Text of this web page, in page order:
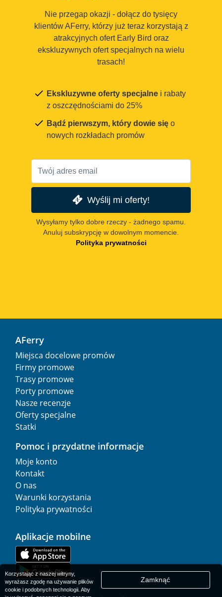
Nie przegap okazji - dołącz do tysięcy
klientów AFerry, którzy już teraz korzystają z
atrakcyjnych ofert Early Bird oraz
ekskluzywnych ofert specjalnych na wielu
trasach!
Ekskluzywne oferty specjalne i rabaty
z oszczędnościami do 25%
Bądź pierwszym, który dowie się o
nowych rozkładach promów
Wyślij mi oferty!
Wysyłamy tylko dobre rzeczy - żadnego spamu.
Anuluj subskrypcję w dowolnym momencie.
Polityka prywatności
AFerry
Miejsca docelowe promów
Firmy promowe
Trasy promowe
Porty promowe
Nasze recenzje
Oferty specjalne
Statki
Pomoc i przydatne informacje
Moje konto
Kontakt
O nas
Warunki korzystania
Polityka prywatności
Aplikacje mobilne
Korzystając z naszej witryny,
wyrażasz zgodę na używanie plików
cookie i podobnych technologii. Aby
Zamknąć